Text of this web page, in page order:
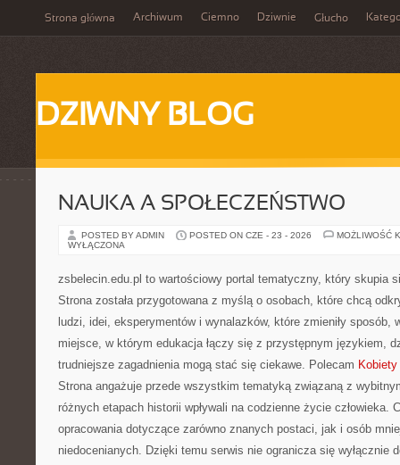
Strona główna Archiwum Ciemno Dziwnie Głucho
DZIWNY BLOG
NAUKA A SPOŁECZEŃSTWO
POSTED BY ADMIN POSTED ON CZE - 23 - 2026
MOŻLIWOŚĆ
WYŁĄCZONA
zsbelecin.edu.pl to wartościowy portal tematyczny, który skupia
Strona została przygotowana z myślą o osobach, które chcą
ludzi, idei, eksperymentów i wynalazków, które zmieniły sposób,
miejsce, w którym edukacja łączy się z przystępnym językiem,
trudniejsze zagadnienia mogą stać się ciekawe. Polecam
Strona angażuje przede wszystkim tematyką związaną z
różnych etapach historii wpływali na codzienne życie człowieka.
opracowania dotyczące zarówno znanych postaci, jak i osób
niedocenianych. Dzięki temu serwis nie ogranicza się wyłącznie